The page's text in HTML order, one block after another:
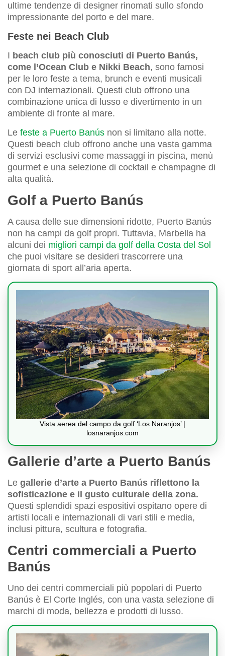
ultime tendenze di designer rinomati sullo sfondo
impressionante del porto e del mare.
Feste nei Beach Club
I beach club più conosciuti di Puerto Banús,
come l’Ocean Club e Nikki Beach, sono famosi
per le loro feste a tema, brunch e eventi musicali
con DJ internazionali. Questi club offrono una
combinazione unica di lusso e divertimento in un
ambiente di fronte al mare.
Le feste a Puerto Banús non si limitano alla notte.
Questi beach club offrono anche una vasta gamma
di servizi esclusivi come massaggi in piscina, menù
gourmet e una selezione di cocktail e champagne di
alta qualità.
Golf a Puerto Banús
A causa delle sue dimensioni ridotte, Puerto Banús
non ha campi da golf propri. Tuttavia, Marbella ha
alcuni dei migliori campi da golf della Costa del Sol
che puoi visitare se desideri trascorrere una
giornata di sport all’aria aperta.
Vista aerea del campo da golf ‘Los Naranjos’ |
losnaranjos.com
Gallerie d’arte a Puerto Banús
Le gallerie d’arte a Puerto Banús riflettono la
sofisticazione e il gusto culturale della zona.
Questi splendidi spazi espositivi ospitano opere di
artisti locali e internazionali di vari stili e media,
inclusi pittura, scultura e fotografia.
Centri commerciali a Puerto
Banús
Uno dei centri commerciali più popolari di Puerto
Banús è El Corte Inglés, con una vasta selezione di
marchi di moda, bellezza e prodotti di lusso.